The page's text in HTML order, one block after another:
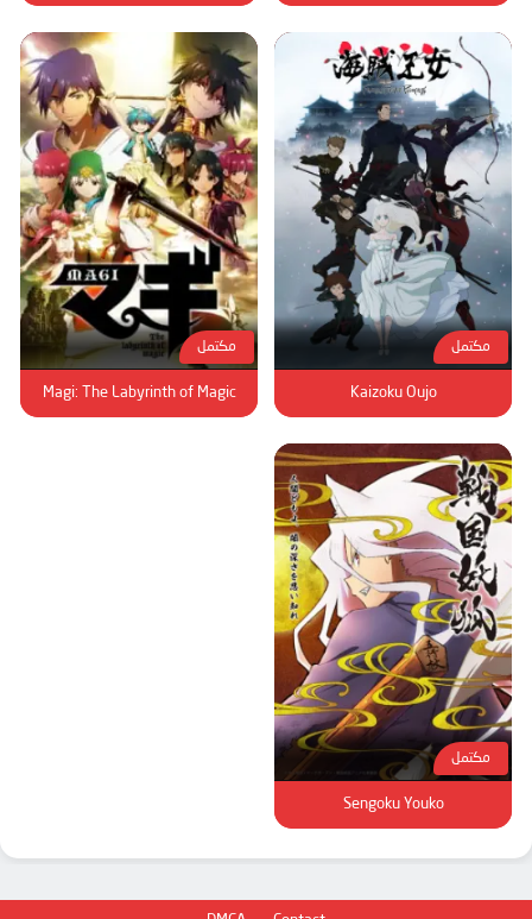
مكتمل
Kaizoku Oujo
مكتمل
Magi: The Labyrinth of Magic
مكتمل
Sengoku Youko